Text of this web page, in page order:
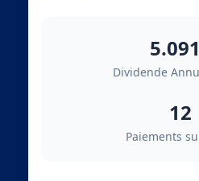
Dividende
12
Paiements